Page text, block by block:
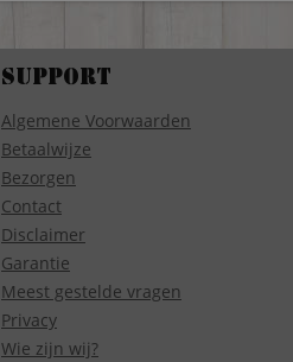
Support
Algemene Voorwaarden
Betaalwijze
Bezorgen
Contact
Disclaimer
Garantie
Meest gestelde vragen
Privacy
Wie zijn wij?